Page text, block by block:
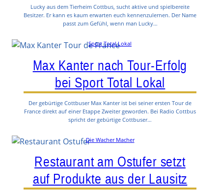
Lucky aus dem Tierheim Cottbus, sucht aktive und spielbereite
Besitzer. Er kann es kaum erwarten euch kennenzulernen. Der Name
passt zum Gefühl, wenn man Lucky…
Sport Total Lokal
Max Kanter nach Tour-Erfolg
bei Sport Total Lokal
Der gebürtige Cottbuser Max Kanter ist bei seiner ersten Tour de
France direkt auf einer Etappe Zweiter geworden. Bei Radio Cottbus
spricht der gebürtige Cottbuser…
Die Wacher Macher
Restaurant am Ostufer setzt
auf Produkte aus der Lausitz